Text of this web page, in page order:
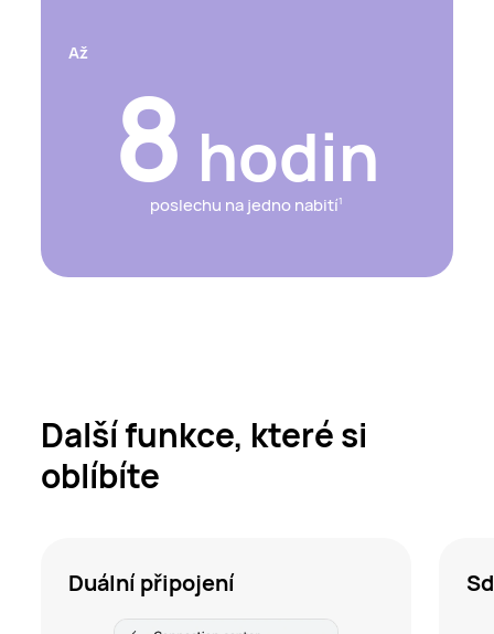
Až
8 hodin
poslechu na jedno nabití1
Další funkce, které si
oblíbíte
Duální připojení